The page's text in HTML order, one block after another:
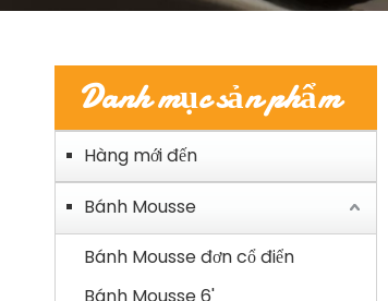
Danh mục sản phẩm
Hàng mới đến
Bánh Mousse
Bánh Mousse đơn cổ điển